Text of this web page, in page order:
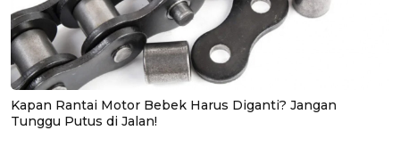
Kapan Rantai Motor Bebek Harus Diganti? Jangan
Tunggu Putus di Jalan!